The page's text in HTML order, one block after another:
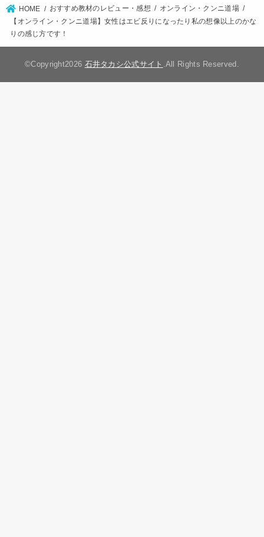
HOME おすすめ教材のレビュー・感想
オンライン・クンニ道場
【オンライン・クンニ道場】女性はエビ反りになったり私の想像以上のかな
りの感じ方です！
©Copyright2026 石井タカシ公式サイト .All Rights Reserved.